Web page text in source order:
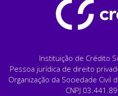
Instituição de Crédito
Pessoa jurídica de direito
Organização da Sociedade Civil
CNPJ